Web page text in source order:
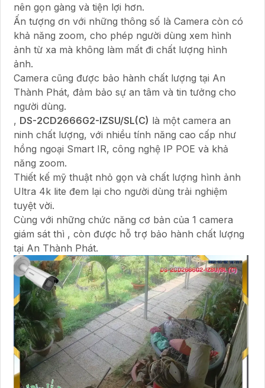
nên gọn gàng và tiện lợi hơn.
Ấn tượng ơn với những thông số là Camera còn có
khả năng zoom, cho phép người dùng xem hình
ảnh từ xa mà không làm mất đi chất lượng hình
ảnh.
Camera cũng được bảo hành chất lượng tại An
Thành Phát, đảm bảo sự an tâm và tin tưởng cho
người dùng.
, DS-2CD2666G2-IZSU/SL(C) là một camera an
ninh chất lượng, với nhiều tính năng cao cấp như
hồng ngoại Smart IR, công nghệ IP POE và khả
năng zoom.
Thiết kế mỹ thuật nhỏ gọn và chất lượng hình ảnh
Ultra 4k lite đem lại cho người dùng trải nghiệm
tuyệt vời.
Cùng với những chức năng cơ bản của 1 camera
giám sát thì , còn được hỗ trợ bảo hành chất lượng
tại An Thành Phát.